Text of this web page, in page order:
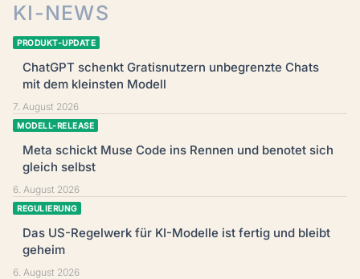
KI-NEWS
PRODUKT-UPDATE
ChatGPT schenkt Gratisnutzern unbegrenzte Chats
mit dem kleinsten Modell
7. August 2026
MODELL-RELEASE
Meta schickt Muse Code ins Rennen und benotet sich
gleich selbst
6. August 2026
REGULIERUNG
Das US-Regelwerk für KI-Modelle ist fertig und bleibt
geheim
6. August 2026